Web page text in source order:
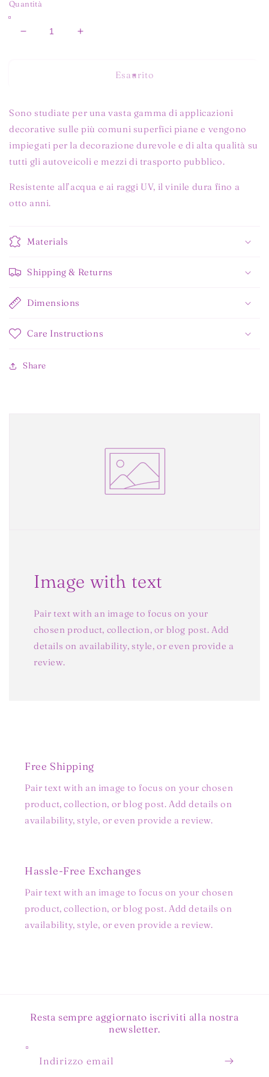
Quantità
Diminuisci
TURCHESE
CHIARO
Aumenta
TURCHESE
CHIARO
LUCIDO
Esaurito
Sono studiate per una vasta gamma di applicazioni
decorative sulle più comuni superfici piane e vengono
impiegati per la decorazione durevole e di alta qualità su
tutti gli autoveicoli e mezzi di trasporto pubblico.
Resistente all’acqua e ai raggi UV, il vinile dura fino a
otto anni.
Materials
Shipping & Returns
Dimensions
Care Instructions
Share
Image with text
Pair text with an image to focus on your
chosen product, collection, or blog post. Add
details on availability, style, or even provide a
review.
Free Shipping
Pair text with an image to focus on your chosen
product, collection, or blog post. Add details on
availability, style, or even provide a review.
Hassle-Free Exchanges
Pair text with an image to focus on your chosen
product, collection, or blog post. Add details on
availability, style, or even provide a review.
Resta sempre aggiornato iscriviti alla nostra
newsletter.
Indirizzo email